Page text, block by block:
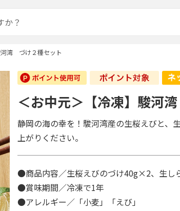
湾 づけ２種セット
＜お中元＞【冷凍】駿河
静岡の海の幸を！駿河湾産の生桜えびと、
上がりください。
●商品内容／生桜えびのづけ40g×2、生し
●賞味期間／冷凍で1年
●アレルギー／「小麦」「えび」